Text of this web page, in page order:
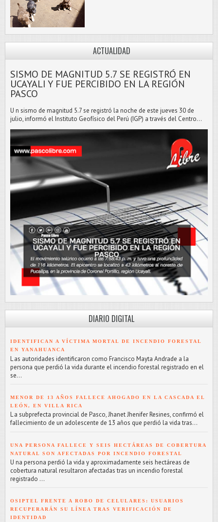
ACTUALIDAD
SISMO DE MAGNITUD 5.7 SE REGISTRÓ EN
UCAYALI Y FUE PERCIBIDO EN LA REGIÓN
PASCO
U n sismo de magnitud 5.7 se registró la noche de este jueves 30 de
julio, informó el Instituto Geofísico del Perú (IGP) a través del Centro...
DIARIO DIGITAL
IDENTIFICAN A VÍCTIMA MORTAL DE INCENDIO FORESTAL
EN YANAHUANCA
L as autoridades identificaron como Francisco Mayta Andrade a la
persona que perdió la vida durante el incendio forestal registrado en el
se...
MENOR DE 13 AÑOS FALLECE AHOGADO EN LA CASCADA EL
LEÓN, EN VILLA RICA
L a subprefecta provincial de Pasco, Jhanet Jhenifer Resines, confirmó el
fallecimiento de un adolescente de 13 años que perdió la vida tras...
UNA PERSONA FALLECE Y SEIS HECTÁREAS DE COBERTURA
NATURAL SON AFECTADAS POR INCENDIO FORESTAL
U na persona perdió la vida y aproximadamente seis hectáreas de
cobertura natural resultaron afectadas tras un incendio forestal
registrado ...
OSIPTEL FRENTE A ROBO DE CELULARES: USUARIOS
RECUPERARÁN SU LÍNEA TRAS VERIFICACIÓN DE
IDENTIDAD